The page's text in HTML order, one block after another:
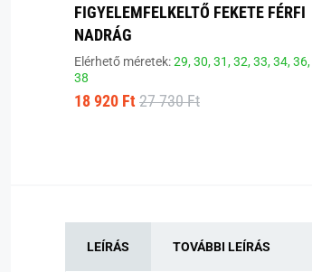
FIGYELEMFELKELTŐ FEKETE FÉRFI
NADRÁG
Elérhető méretek:29,30,31,32,33,34,36,
38
18 920 Ft 27 730 Ft
LEÍRÁS TOVÁBBI LEÍRÁS